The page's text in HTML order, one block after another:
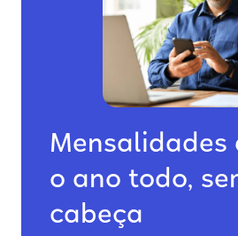
Mensalidades
o ano todo,
cabeça